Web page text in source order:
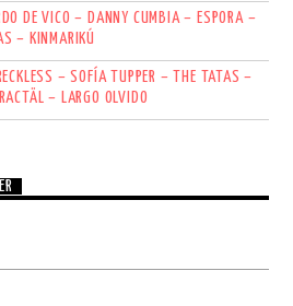
DE VICO – DANNY CUMBIA – ESPORA –
– KINMARIKÚ
– SOFÍA TUPPER – THE TATAS –
– LARGO OLVIDO